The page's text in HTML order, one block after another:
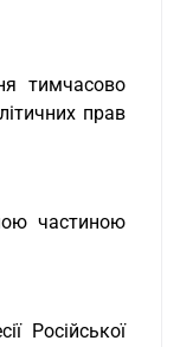
тимчасово
прав
частиною
Російської